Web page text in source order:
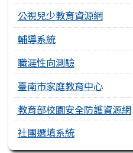
公視兒少教育資源網
輔導系統
職涯性向測驗
臺南市家庭教育中心
教育部校園安全防護資源網
社團選填系統